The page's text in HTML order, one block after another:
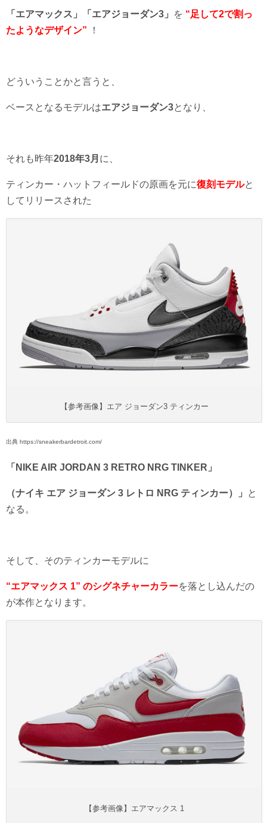
「エアマックス」「エアジョーダン3」 を “足して2で割っ
たようなデザイン” ！
どういうことかと言うと、
ベースとなるモデルはエアジョーダン3となり、
それも昨年2018年3月 に、
ティンカー・ハットフィールドの原画を元に復刻モデルと
してリリースされた
【参考画像】エア ジョーダン3 ティンカー
出典 https://sneakerbardetroit.com/
「NIKE AIR JORDAN 3 RETRO NRG TINKER」
（ナイキ エア ジョーダン 3 レトロ NRG ティンカー）」
と
なる。
そして、そのティンカーモデルに
“エアマックス 1” のシグネチャーカラーを落とし込んだの
が本作となります。
【参考画像】エアマックス 1